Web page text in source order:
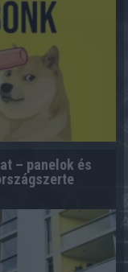
– panelok és